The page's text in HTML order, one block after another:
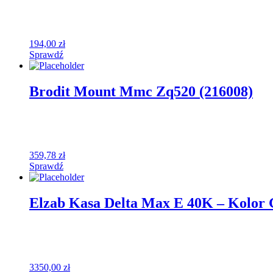
194,00 zł
Sprawdź
Brodit Mount Mmc Zq520 (216008)
359,78 zł
Sprawdź
Elzab Kasa Delta Max E 40K – Kolor
3350,00 zł